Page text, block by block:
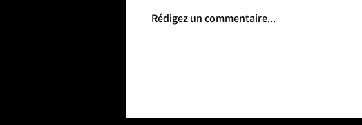
Rédigez un commentaire...